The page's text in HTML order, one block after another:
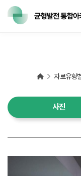
자료유형
사진